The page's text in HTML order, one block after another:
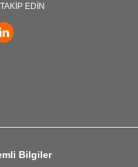
EDİN
Bilgiler